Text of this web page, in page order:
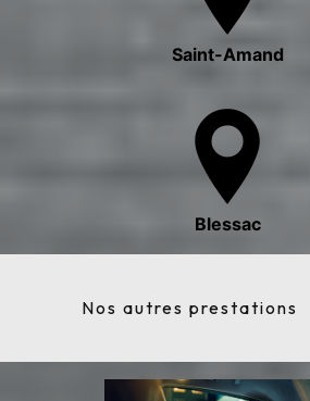
Saint-Amand
Blessac
Nos autres prestations